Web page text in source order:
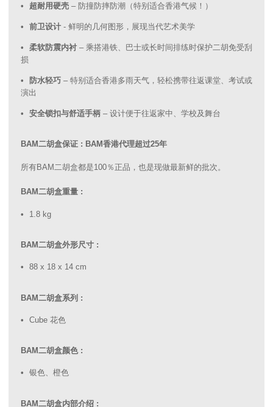
超耐用硬壳 – 防撞防摔防潮（特别适合香港气候！）
前卫设计 - 鲜明的几何图形，展现当代艺术美学
柔软防震内衬 – 乘搭港铁、巴士或长时间排练时保护二胡免受刮
损
防水轻巧 – 特别适合香港多雨天气，轻松携带往返课堂、考试或
演出
安全锁扣与舒适手柄 – 设计便于往返家中、学校及舞台
BAM二胡盒保证 : BAM香港代理超过25年
所有BAM二胡盒都是100％正品，也是现做最新鲜的批次。
BAM二胡盒重量 :
1.8 kg
BAM二胡盒外形尺寸 :
88 x 18 x 14 cm
BAM二胡盒系列 :
Cube 花色
BAM二胡盒颜色 :
银色、橙色
BAM二胡盒内部介绍 :